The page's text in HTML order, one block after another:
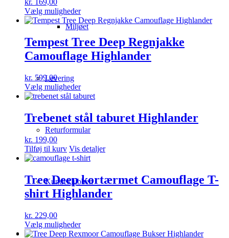
Miljøet
Levering
Returformular
Kundeklubben
på
varesiden
kr. 169,00
Vælg mulighederDette
vare
har
varianter.
Mulighederne
på
varesiden
Tempest Tree Deep Regnjakke
Camouflage Highlander
kr. 599,00
Vælg mulighederDette
vare
flere
varianter.
Mulighederne
vælges
på
Trebenet stål taburet Highlander
kr. 199,00
Tilføj til kurv Vis detaljer
Tree Deep kortærmet Camouflage T-
shirt Highlander
kr. 229,00
Vælg mulighederDette
vare